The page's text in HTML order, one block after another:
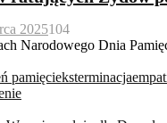
2025104
Narodowego Dnia
pamięcieksterminacja